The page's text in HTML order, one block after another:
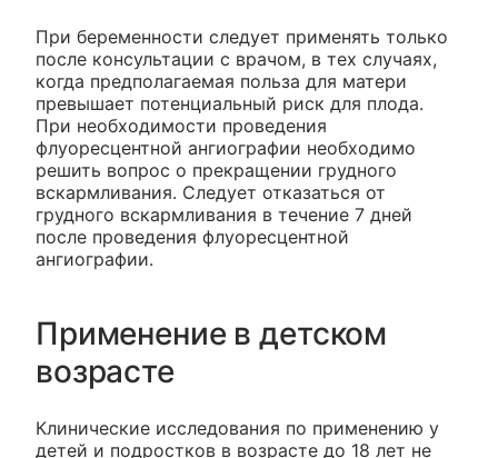
При беременности следует применять только
после консультации с врачом, в тех случаях,
когда предполагаемая польза для матери
превышает потенциальный риск для плода.
При необходимости проведения
флуоресцентной ангиографии необходимо
решить вопрос о прекращении грудного
вскармливания. Следует отказаться от
грудного вскармливания в течение 7 дней
после проведения флуоресцентной
ангиографии.
Применение в детском
возрасте
Клинические исследования по применению у
детей и подростков в возрасте до 18 лет не